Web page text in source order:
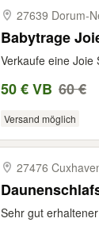
27639 Dorum-​
Babytrage
Verkaufe eine Joie
50 € VB 60 €
Versand möglich
27476
Sehr gut